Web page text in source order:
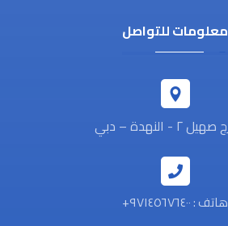
معلومات للتواصل
هاتف : ٩٧١٤٥٦٧٦٤٠٠+